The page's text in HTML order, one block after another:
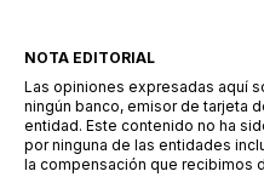
NOTA EDITORIAL
Las opiniones expresadas aquí
ningún banco, emisor de tarjeta
entidad. Este contenido no ha
por ninguna de las entidades
la compensación que recibimos